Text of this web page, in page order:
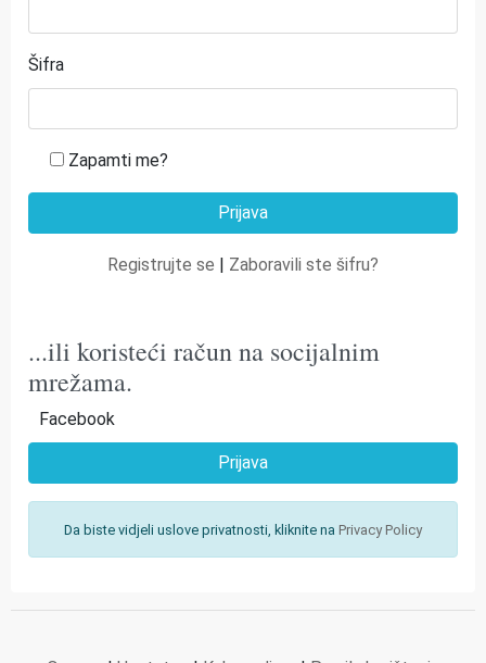
Šifra
Zapamti me?
Registrujte se | Zaboravili ste šifru?
...ili koristeći račun na socijalnim
mrežama.
Facebook
Prijava
Da biste vidjeli uslove privatnosti, kliknite na Privacy Policy